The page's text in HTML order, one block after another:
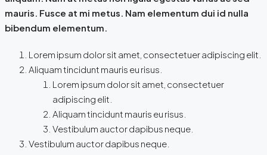
mauris. Fusce at mi metus. Nam elementum dui id nulla
bibendum elementum.
Lorem ipsum dolor sit amet, consectetuer adipiscing elit.
Aliquam tincidunt mauris eu risus.
Lorem ipsum dolor sit amet, consectetuer
adipiscing elit.
Aliquam tincidunt mauris eu risus.
Vestibulum auctor dapibus neque.
Vestibulum auctor dapibus neque.